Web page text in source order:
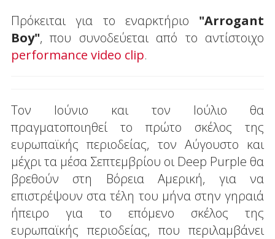
Πρόκειται για το εναρκτήριο "Arrogant
Boy", που συνοδεύεται από το αντίστοιχο
performance video clip.
Τον Ιούνιο και τον Ιούλιο θα
πραγματοποιηθεί το πρώτο σκέλος της
ευρωπαϊκής περιοδείας, τον Αύγουστο και
μέχρι τα μέσα Σεπτεμβρίου οι Deep Purple θα
βρεθούν στη Βόρεια Αμερική, για να
επιστρέψουν στα τέλη του μήνα στην γηραιά
ήπειρο για το επόμενο σκέλος της
ευρωπαϊκής περιοδείας, που περιλαμβάνει